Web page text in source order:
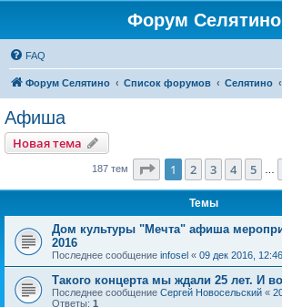
Форум Селятино
FAQ
Форум Селятино Список форумов Селятино
Афиша
Новая тема
187 тем Страница из
1 2 3 4 5
Темы
Дом культуры "Мечта" афиша
2016
Последнее сообщение infosel « 09 дек 2016, 12:46
Такого концерта мы ждали 25 лет. И
Последнее сообщение Сергей Новосельский «
Ответы: 1